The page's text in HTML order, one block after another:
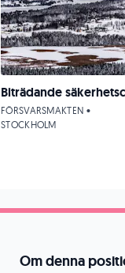
Om denna
Biträdande
FÖRSVARSMAKTEN •
STOCKHOLM